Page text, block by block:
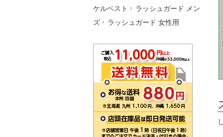
ケルベスト
ラッシュガード メン
ズ
ラッシュガード 女性用